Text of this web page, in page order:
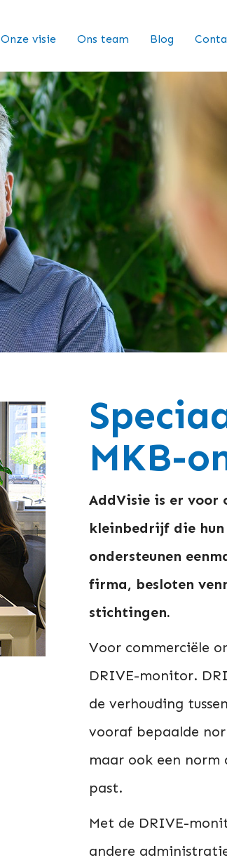
Onze visie Ons team Blog
MKB-
AddVisie is er voor
kleinbedrijf die hun
ondersteunen
firma, besloten
stichtingen.
Voor commerciële
DRIVE-monitor.
de verhouding
vooraf bepaalde
maar ook een norm
past.
Met de DRIVE-
andere